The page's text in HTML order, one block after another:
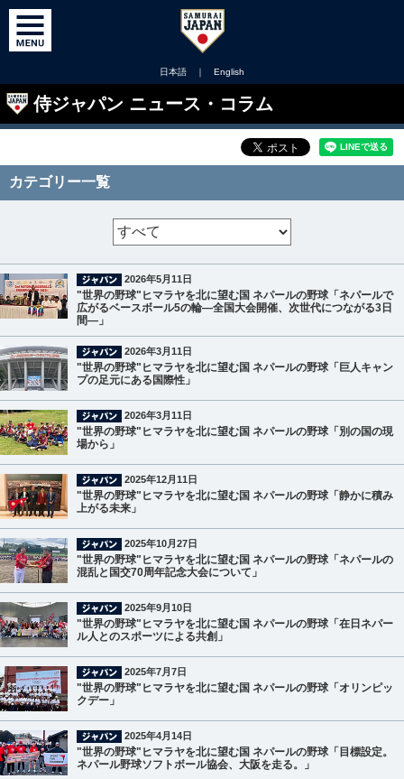
日本語 ｜ English
侍ジャパン ニュース・コラム
カテゴリー一覧
2026年5月11日
"世界の野球"ヒマラヤを北に望む国 ネパールの野球「ネパールで
広がるベースボール5の輪―全国大会開催、次世代につながる3日
間―」
2026年3月11日
"世界の野球"ヒマラヤを北に望む国 ネパールの野球「巨人キャン
プの足元にある国際性」
2026年3月11日
"世界の野球"ヒマラヤを北に望む国 ネパールの野球「別の国の現
場から」
2025年12月11日
"世界の野球"ヒマラヤを北に望む国 ネパールの野球「静かに積み
上がる未来」
2025年10月27日
"世界の野球"ヒマラヤを北に望む国 ネパールの野球「ネパールの
混乱と国交70周年記念大会について」
2025年9月10日
"世界の野球"ヒマラヤを北に望む国 ネパールの野球「在日ネパー
ル人とのスポーツによる共創」
2025年7月7日
"世界の野球"ヒマラヤを北に望む国 ネパールの野球「オリンピッ
クデー」
2025年4月14日
"世界の野球"ヒマラヤを北に望む国 ネパールの野球「目標設定。
ネパール野球ソフトボール協会、大阪を走る。」